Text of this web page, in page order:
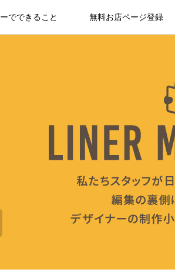
でできること 無料お店ページ登録